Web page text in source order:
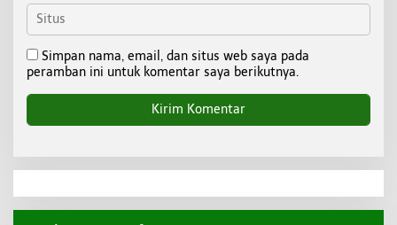
Simpan nama, email, dan situs web saya pada
peramban ini untuk komentar saya berikutnya.